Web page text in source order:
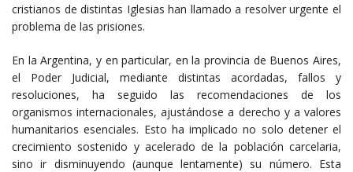
cristianos de distintas Iglesias han llamado a resolver urgente el
problema de las prisiones.
En la Argentina, y en particular, en la provincia de Buenos Aires,
el Poder Judicial, mediante distintas acordadas, fallos y
resoluciones, ha seguido las recomendaciones de los
organismos internacionales, ajustándose a derecho y a valores
humanitarios esenciales. Esto ha implicado no solo detener el
crecimiento sostenido y acelerado de la población carcelaria,
sino ir disminuyendo (aunque lentamente) su número. Esta